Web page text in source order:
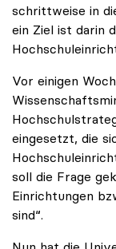
schrittweise in
ein Ziel ist darin
Vor einigen
eingesetzt, die
soll die Frage
Einrichtungen
sind“.